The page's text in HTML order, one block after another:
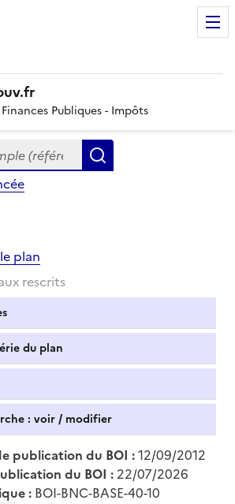
Publiques - Impôts
(références, mots clés, partie du
plan
rescrits
du plan
: voir / modifier
publication du BOI :12/09/2012
du BOI : 22/07/2026
: BOI-BNC-BASE-40-10